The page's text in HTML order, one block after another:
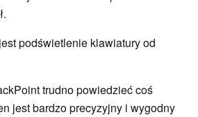
podświetlenie klawiatury od
trudno powiedzieć coś
jest bardzo precyzyjny i wygodny